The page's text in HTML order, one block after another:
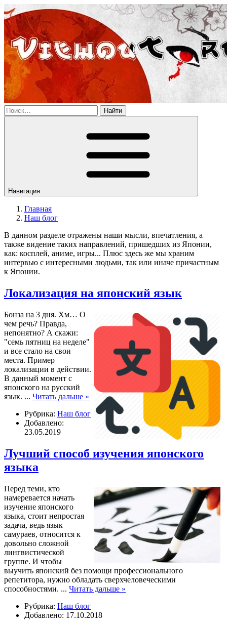
Найти
Навигация
Главная
Наш блог
В данном разделе отражены наши мысли, впечатления, а
также видение таких направлений, пришедших из Японии,
как: косплей, аниме, игры... Плюс здесь же мы храним
интервью с интересными людьми, так или иначе причастным
к Японии.
Локализация на японский язык
Бонза на 3 дня. Хм… О
чем речь? Правда,
непонятно? А скажи:
"семь пятниц на неделе"
и все стало на свои
места. Пример
локализации в действии.
В данный момент с
японского на русский
язык. ... Читать дальше »
Рубрика: Наш блог
Добавлено:
23.05.2019
Лучший способ изучения японского
языка
Перед теми, кто
намеревается начать
изучение японского
языка, стоит непростая
задача, ведь язык
самураев, относится к
довольно сложной
лингвистической
группе. И чтобы
выучить японский без помощи профессионального
репетитора, нужно обладать сверхчеловеческими
способностями. ... Читать дальше »
Рубрика: Наш блог
Добавлено: 17.10.2018